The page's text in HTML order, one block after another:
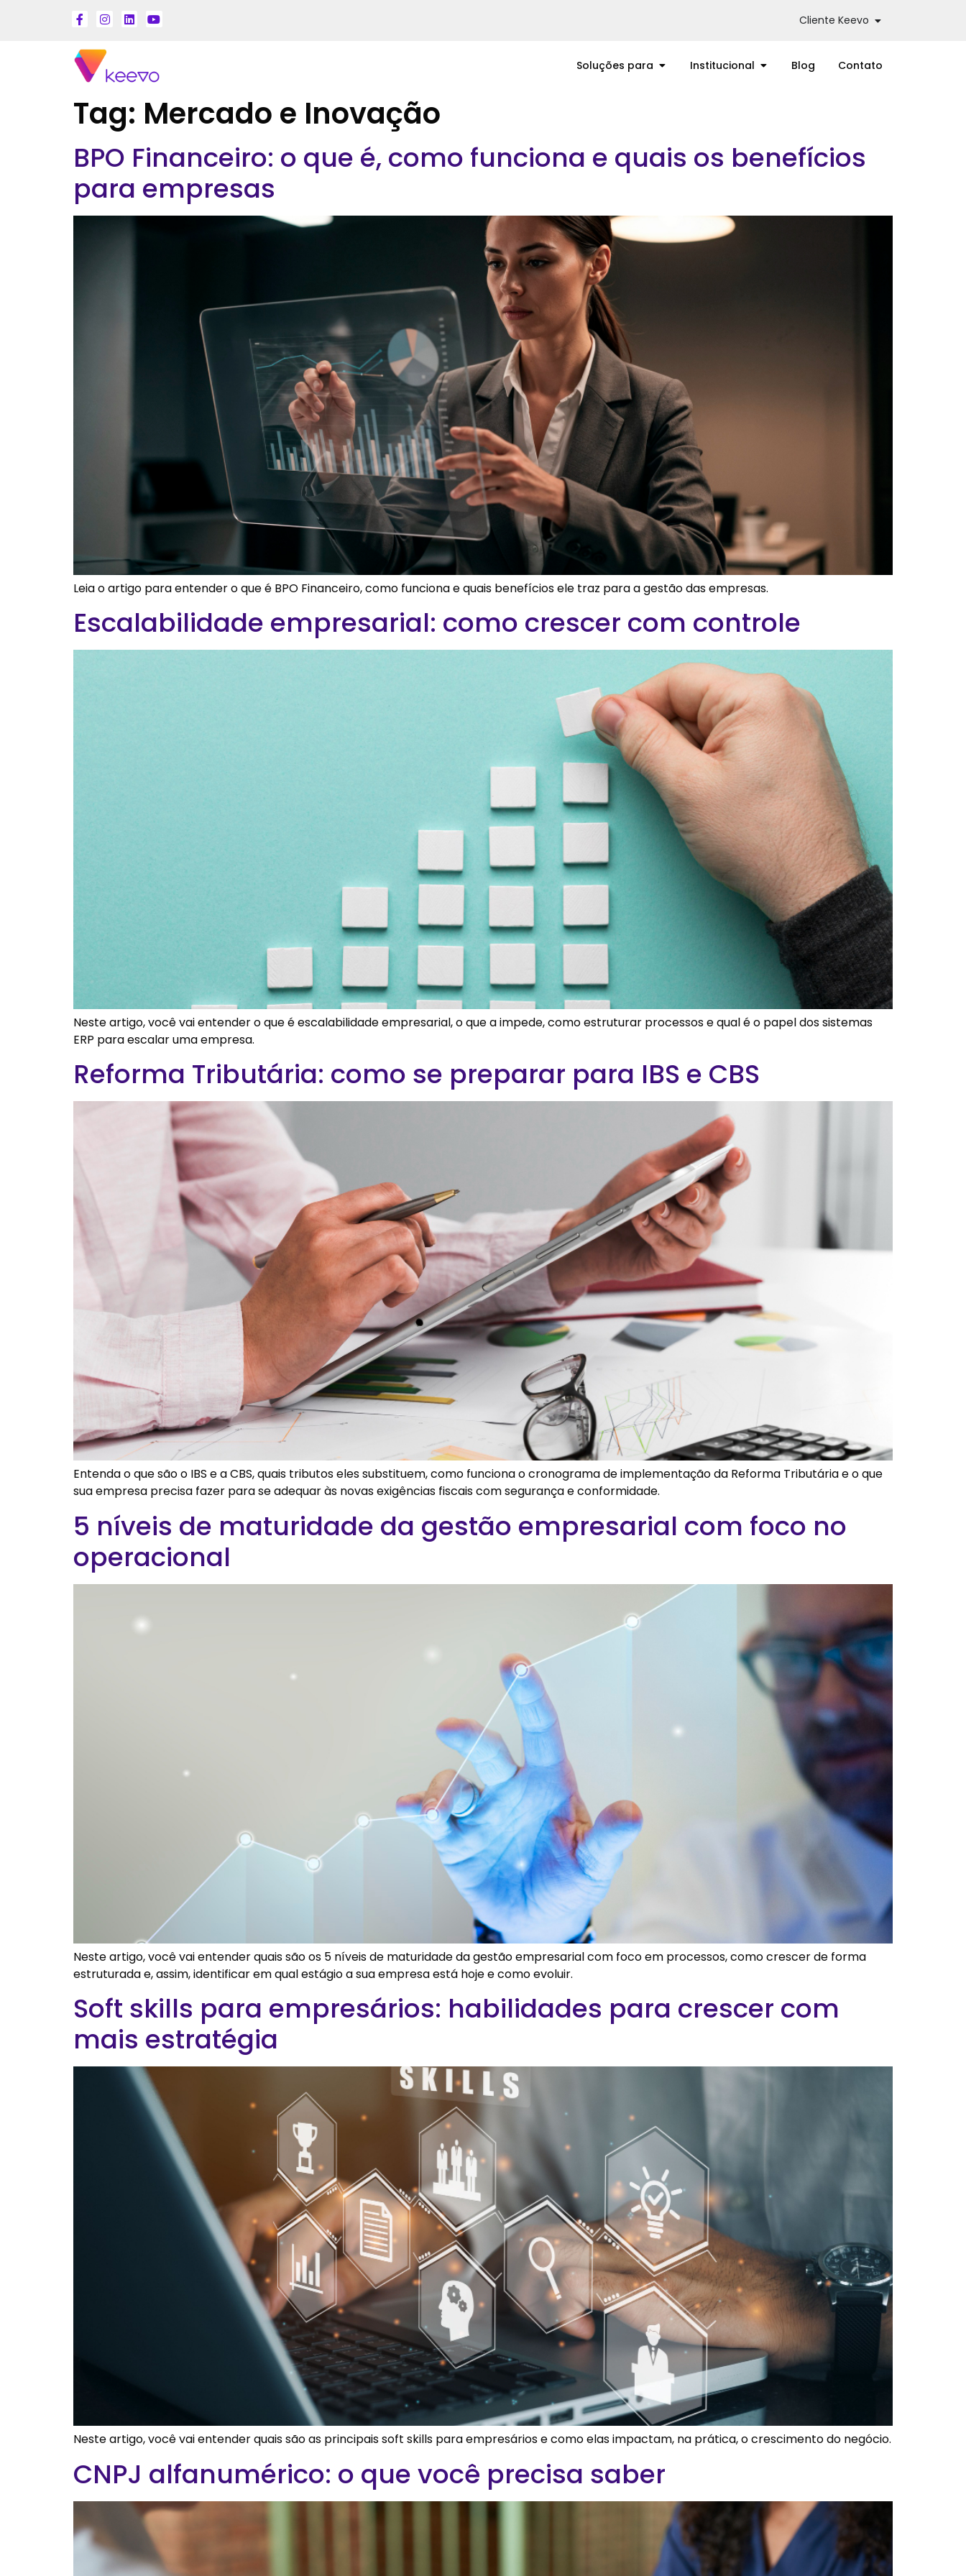
Cliente Keevo
Soluções para Institucional Blog Contato
Tag: Mercado e Inovação
BPO Financeiro: o que é, como funciona e quais os benefícios
para empresas
Leia o artigo para entender o que é BPO Financeiro, como funciona e quais benefícios ele traz para a gestão das empresas.
Escalabilidade empresarial: como crescer com controle
Neste artigo, você vai entender o que é escalabilidade empresarial, o que a impede, como estruturar processos e qual é o papel dos sistemas
ERP para escalar uma empresa.
Reforma Tributária: como se preparar para IBS e CBS
Entenda o que são o IBS e a CBS, quais tributos eles substituem, como funciona o cronograma de implementação da Reforma Tributária e o que
sua empresa precisa fazer para se adequar às novas exigências fiscais com segurança e conformidade.
5 níveis de maturidade da gestão empresarial com foco no
operacional
Neste artigo, você vai entender quais são os 5 níveis de maturidade da gestão empresarial com foco em processos, como crescer de forma
estruturada e, assim, identificar em qual estágio a sua empresa está hoje e como evoluir.
Soft skills para empresários: habilidades para crescer com
mais estratégia
Neste artigo, você vai entender quais são as principais soft skills para empresários e como elas impactam, na prática, o crescimento do negócio.
CNPJ alfanumérico: o que você precisa saber